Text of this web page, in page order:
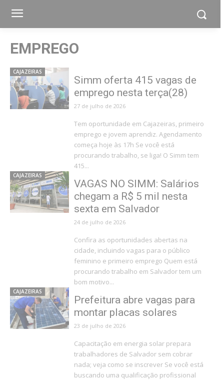
EMPREGO
CAJAZEIRAS
Simm oferta 415 vagas de
emprego nesta terça(28)
27 de julho de 2026
Tem oportunidade em Cajazeiras, primeiro
emprego e jovem aprendiz. Agendamento
começa hoje às 17h Se você está
procurando trabalho, se liga! O Simm tem
415...
CAJAZEIRAS
VAGAS NO SIMM: Salários
chegam a R$ 5 mil nesta
sexta em Salvador
24 de julho de 2026
Confira as oportunidades abertas na
cidade, incluindo vagas para o público
feminino e primeiro emprego Quem está
procurando trabalho em Salvador tem um
bom motivo...
CAJAZEIRAS
Prefeitura abre vagas para
montar placas solares
23 de julho de 2026
Capacitação em energia solar prepara
trabalhadores de Salvador sem cobrar
nada; veja como se inscrever Se você está
buscando uma qualificação profissional